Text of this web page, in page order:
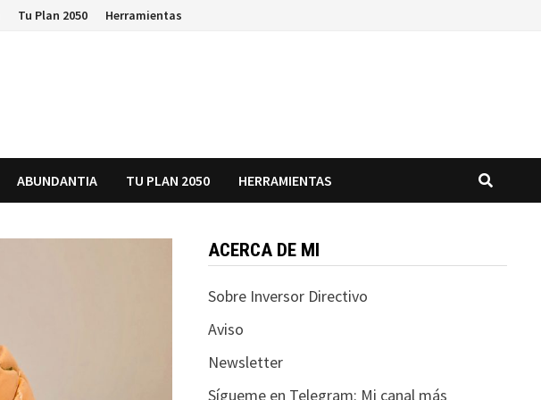
Tu Plan 2050 Herramientas
ABUNDANTIA TU PLAN 2050 HERRAMIENTAS
ACERCA DE MI
Sobre Inversor Directivo
Aviso
Newsletter
Sígueme en Telegram: Mi canal más